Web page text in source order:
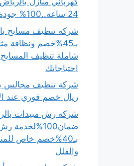
24 ساعة..100% جودة وأسعار مُنافسة
شركة تنظيف مسابح
شاملة تنظيف
احتياجاتك
ريال خصم فوري عند
شركة رش مبيدات
بـ40%خصم خاص
والفلل